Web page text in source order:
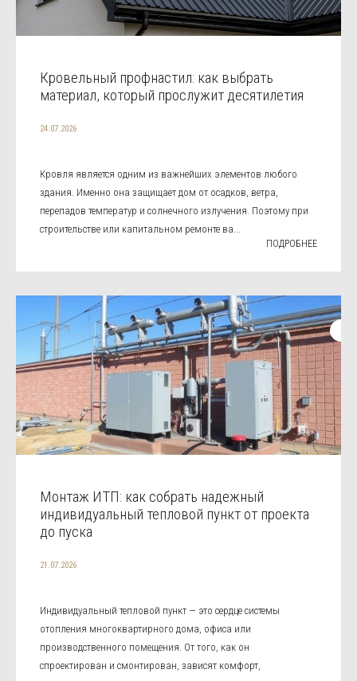
Кровельный профнастил: как выбрать
материал, который прослужит десятилетия
24.07.2026
Кровля является одним из важнейших элементов любого
здания. Именно она защищает дом от осадков, ветра,
перепадов температур и солнечного излучения. Поэтому при
строительстве или капитальном ремонте ва...
ПОДРОБНЕЕ
Монтаж ИТП: как собрать надежный
индивидуальный тепловой пункт от проекта
до пуска
21.07.2026
Индивидуальный тепловой пункт — это сердце системы
отопления многоквартирного дома, офиса или
производственного помещения. От того, как он
спроектирован и смонтирован, зависят комфорт,